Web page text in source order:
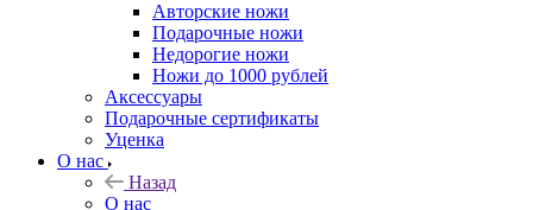
Авторские ножи
Подарочные ножи
Недорогие ножи
Ножи до 1000 рублей
Аксессуары
Подарочные сертификаты
Уценка
О нас
Назад
О нас